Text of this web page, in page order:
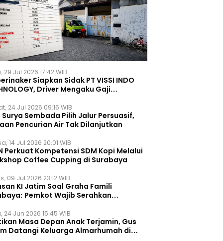
29 Jul 2026 17:42 WIB
Siapkan Sidak PT VISSI INDO
Driver Mengaku Gaji
24 Jul 2026 09:16 WIB
Surya Sembada Pilih Jalur Persuasif,
Pencurian Air Tak Dilanjutkan
14 Jul 2026 20:01 WIB
Perkuat Kompetensi SDM Kopi Melalui
Coffee Cupping di Surabaya
09 Jul 2026 23:12 WIB
KI Jatim Soal Graha Famili
Pemkot Wajib Serahkan
24 Jun 2026 15:45 WIB
Masa Depan Anak Terjamin, Gus
Datangi Keluarga Almarhumah di